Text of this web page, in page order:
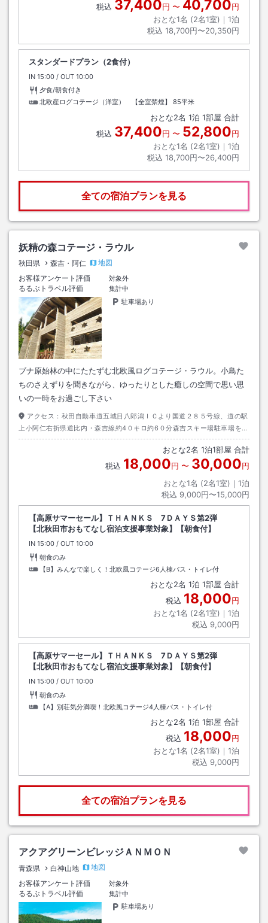
税込 37,400円 〜 40,700円
おとな1名 (2名1室)｜ 1泊
税込 18,700円〜20,350円
スタンダードプラン（2食付）
IN チェックイン
15:00 / OUT チェックアウト
10:00
夕食/朝食付き
北欧産ログコテージ（洋室） 【全室禁煙】
85平米
おとな2名 1泊 1部屋 合計
税込 37,400円 〜 52,800円
おとな1名 (2名1室)｜ 1泊
税込 18,700円〜26,400円
全ての宿泊プランを見る
妖精の森コテージ・ラウル
秋田県 森吉・阿仁
地図
お客様アンケート評価
対象外
るるぶトラベル評価
集計中
駐車場あり
ブナ原始林の中にたたずむ北欧風ログコテージ・ラウル。小鳥た
ちのさえずりを聞きながら、ゆったりとした癒しの空間で思い思
いの一時をお過ごし下さい
アクセス： 秋田自動車道五城目八郎潟ＩＣより国道２８５号線、道の駅
上小阿仁右折県道比内・森吉線約4０キロ約6０分森吉スキー場駐車場を通
り、妖精の森へ。所要時間６０分です。
おとな2名 1泊1部屋 合計
税込 18,000円 〜 30,000円
おとな1名 (2名1室)｜ 1泊
税込 9,000円〜15,000円
【高原サマーセール】ＴＨＡＮＫＳ 7ＤＡＹＳ第2弾
【北秋田市おもてなし宿泊支援事業対象】【朝食付】
IN チェックイン
15:00 / OUT チェックアウト
10:00
朝食のみ
【B】みんなで楽しく！北欧風コテージ6人棟バス・トイレ付
おとな2名 1泊 1部屋 合計
税込 18,000円
おとな1名 (2名1室)｜ 1泊
税込 9,000円
【高原サマーセール】ＴＨＡＮＫＳ 7ＤＡＹＳ第2弾
【北秋田市おもてなし宿泊支援事業対象】【朝食付】
IN チェックイン
15:00 / OUT チェックアウト
10:00
朝食のみ
【A】別荘気分満喫！北欧風コテージ4人棟バス・トイレ付
おとな2名 1泊 1部屋 合計
税込 18,000円
おとな1名 (2名1室)｜ 1泊
税込 9,000円
全ての宿泊プランを見る
アクアグリーンビレッジＡＮＭＯＮ
青森県 白神山地
地図
お客様アンケート評価
対象外
るるぶトラベル評価
集計中
駐車場あり